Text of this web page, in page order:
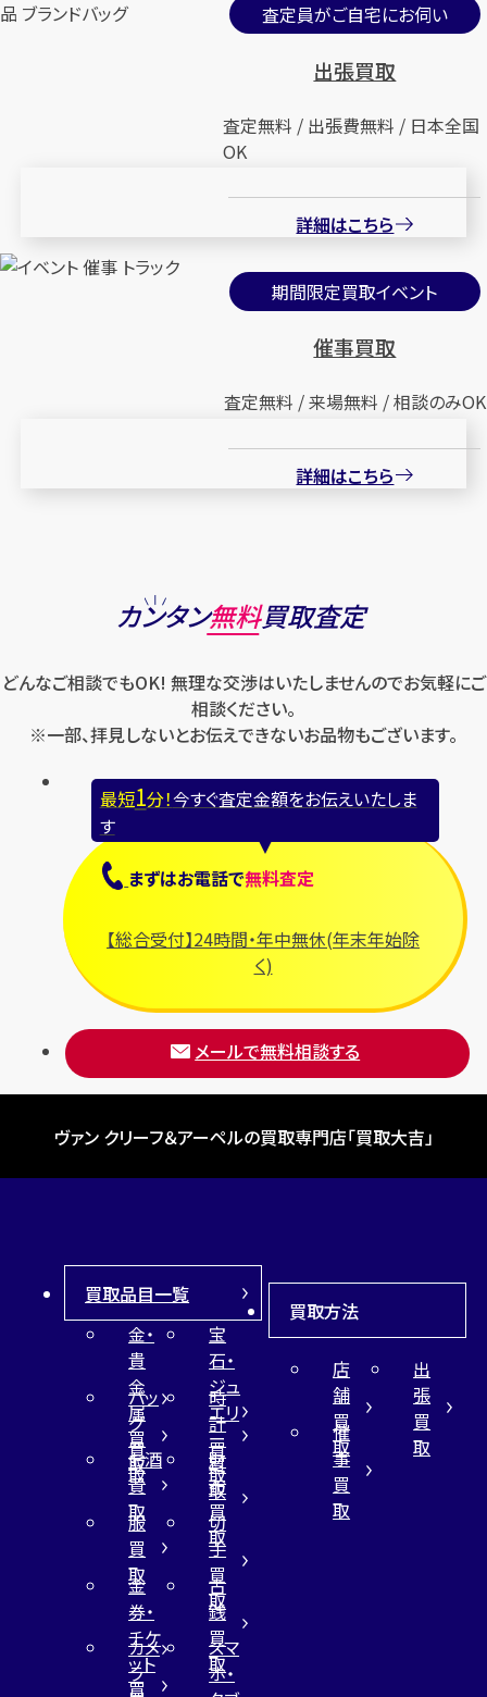
査定員がご自宅にお伺い
出張買取
査定無料 / 出張費無料 / 日本全国
OK
詳細はこちら
期間限定買取イベント
催事買取
査定無料 / 来場無料 / 相談のみOK
詳細はこちら
カンタン無料買取査定
どんなご相談でもOK! 無理な交渉はいたしませんのでお気軽にご
相談ください。
※一部、拝見しないとお伝えできないお品物もございます。
最短1分！今すぐ査定金額をお伝えいたしま
す
まずはお電話で無料査定
【総合受付】24時間・年中無休(年末年始除
く)
メールで無料相談する
ヴァン クリーフ＆アーペルの買取専門店「買取大吉」
買取品目一覧
金・
貴
金
属
買
取
宝
石・
ジュ
エリ
ー
買
取
バッ
グ
買
取
時
計
買
取
お酒
買
取
財
布
買
取
服
買
取
切
手
買
取
金
券・
チケ
ット
買
古
銭
買
取
カメ
ラ
スマ
ホ・
買取方法
店
舗
買
取
出
張
買
取
催
事
買
取